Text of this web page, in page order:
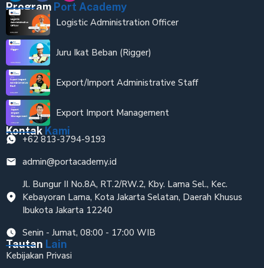
Program Port Academy
Logistic Administration Officer
Juru Ikat Beban (Rigger)
Export/Import Administrative Staff
Export Import Management
Kontak Kami
+62 813-3794-9193
admin@portacademy.id
Jl. Bungur II No.8A, RT.2/RW.2, Kby. Lama Sel., Kec.
Kebayoran Lama, Kota Jakarta Selatan, Daerah Khusus
Ibukota Jakarta 12240
Senin - Jumat, 08:00 - 17:00 WIB
Tautan Lain
Kebijakan Privasi